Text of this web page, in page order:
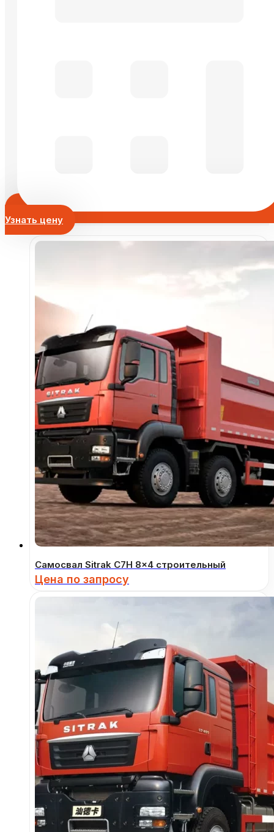
Узнать цену
Самосвал Sitrak C7H 8×4 строительный
Цена по запросу